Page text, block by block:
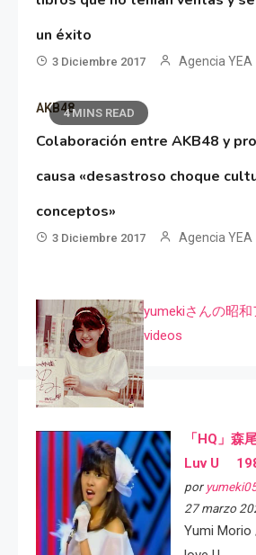
un éxito
3 Diciembre 2017 Agencia YEA
4 MINS READ
AKB48
Colaboración entre AKB48 y
causa «desastroso choque
conceptos»
3 Diciembre 2017 Agencia YEA
yumekiさんの昭
videos
「HQ」森
Luv U
por
27 marzo
Yumi Morio